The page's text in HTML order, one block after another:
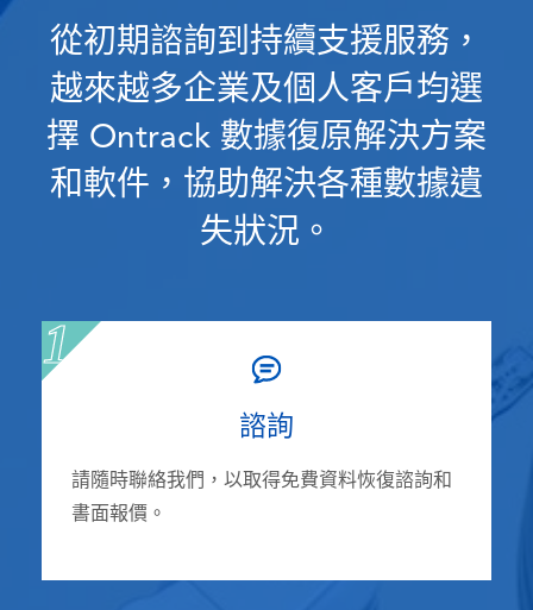
從初期諮詢到持續支援服務，
越來越多企業及個人客戶均選
擇 Ontrack 數據復原解決方案
和軟件，協助解決各種數據遺
失狀況。
諮詢
請隨時聯絡我們，以取得免費資料恢復諮詢和
書面報價。